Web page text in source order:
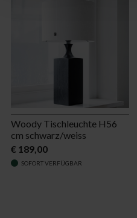
Woody Tischleuchte H56
cm schwarz/weiss
€ 189,00
SOFORT VERFÜGBAR